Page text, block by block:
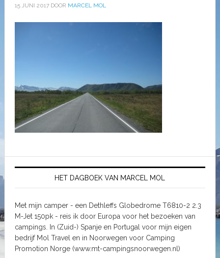
15 JUNI 2017DOOR MARCEL MOL
HET DAGBOEK VAN MARCEL MOL
Met mijn camper - een Dethleffs Globedrome T6810-2 2.3
M-Jet 150pk - reis ik door Europa voor het bezoeken van
campings. In (Zuid-) Spanje en Portugal voor mijn eigen
bedrijf Mol Travel en in Noorwegen voor Camping
Promotion Norge (www.mt-campingsnoorwegen.nl)